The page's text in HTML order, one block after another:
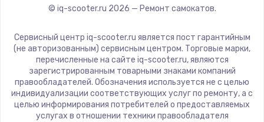
© iq-scooter.ru 2026 — Ремонт самокатов.
Сервисный центр iq-scooter.ru является пост гарантийным
(не авторизованным) сервисным центром. Торговые марки,
перечисленные на сайте iq-scooter.ru, являются
зарегистрированным товарными знаками компаний
правообладателей. Обозначения используется не с целью
индивидуализации соответствующих услуг по ремонту, а с
целью информирования потребителей о предоставляемых
услугах в отношении техники правообладателя